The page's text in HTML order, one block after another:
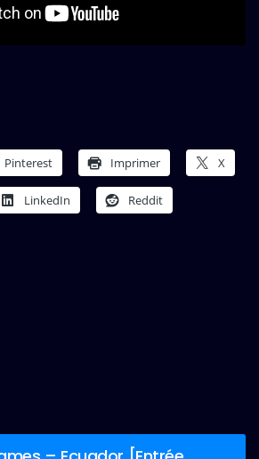
Pinterest Imprimer X
LinkedIn Reddit